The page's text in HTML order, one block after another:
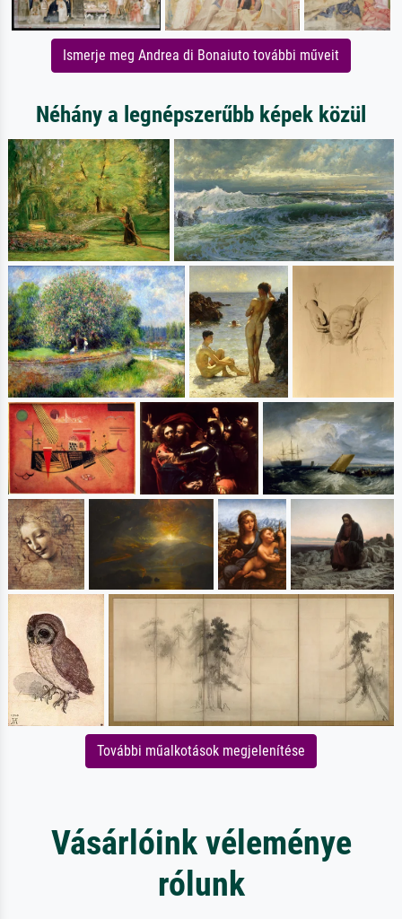
Ismerje meg Andrea di Bonaiuto további műveit
Néhány a legnépszerűbb képek közül
További műalkotások megjelenítése
Vásárlóink véleménye
rólunk